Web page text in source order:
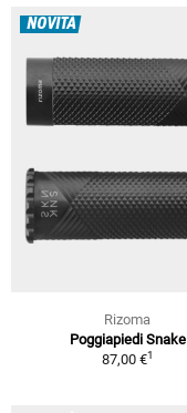
NOVITÀ
Rizoma
Poggiapiedi Snake
87,00 €1